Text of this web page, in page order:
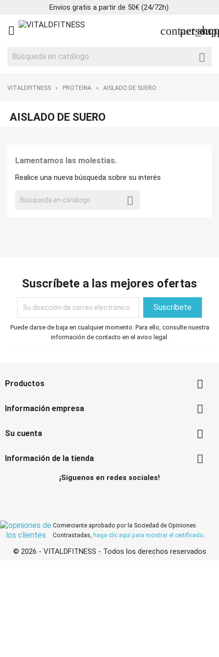
Envios gratis a partir de 50€ (24/72h)
 person

VITALDFITNESS PROTEINA AISLADO DE SUERO
AISLADO DE SUERO
Lamentamos las molestias.
Realice una nueva búsqueda sobre su interés

Suscríbete a las mejores ofertas
Puede darse de baja en cualquier momento. Para ello, consulte nuestra
información de contacto en el aviso legal.
Productos 
Información empresa 
Su cuenta 
Información de la tienda 
¡Síguenos en redes sociales!
Comerciante aprobado por la Sociedad de Opiniones
Contrastadas, haga clic aquí para mostrar el certificado.
© 2026 - VITALDFITNESS - Todos los derechos reservados